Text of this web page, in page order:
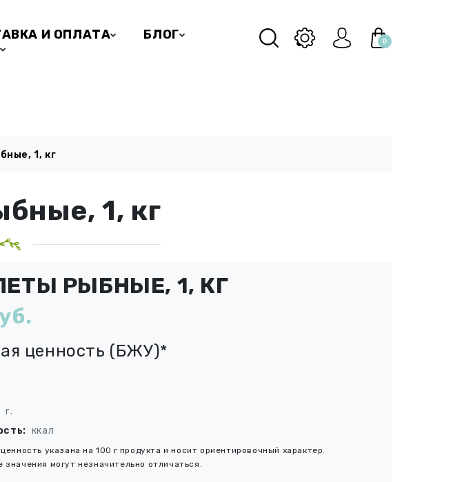
И ОПЛАТА
БЛОГ
0
1, кг
1, кг
РЫБНЫЕ, 1, КГ
ценность (БЖУ)*
г.
ккал
указана на 100 г продукта и носит ориентировочный характер.
значения могут незначительно отличаться.